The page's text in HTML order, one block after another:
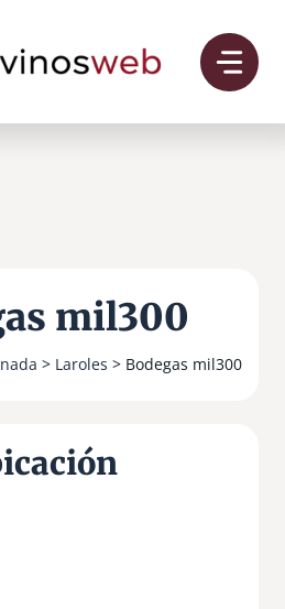
mil300
> Laroles > Bodegas mil300